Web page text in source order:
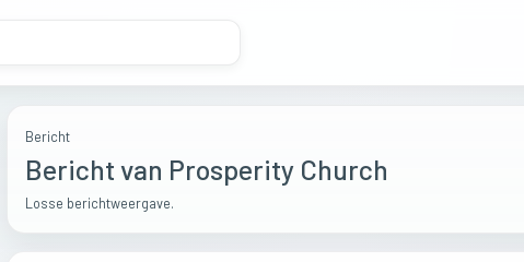
Bericht
Bericht van Prosperity Church
Losse berichtweergave.